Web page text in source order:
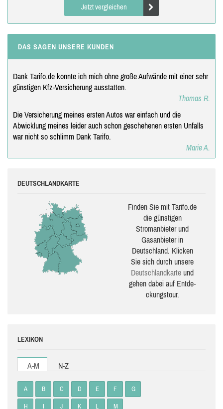
Jetzt vergleichen
DAS SAGEN UNSERE KUNDEN
Dank Tarifo.de konnte ich mich ohne große Aufwände mit einer sehr
günstigen Kfz-Versicherung ausstatten.
Thomas R.
Die Versicherung meines ersten Autos war einfach und die
Abwicklung meines leider auch schon geschehenen ersten Unfalls
war nicht so schlimm Dank Tarifo.
Marie A.
DEUTSCHLANDKARTE
Finden Sie mit Tarifo.de
die güns­ti­gen
Stromanbieter und
Gasanbieter in
Deutschland. Klicken
Sie sich durch unsere
Deutsch­land­karte und
gehen dabei auf Ent­de­
ckungs­tour.
LEXIKON
A-M N-Z
A B C D E F G
H I J K L M